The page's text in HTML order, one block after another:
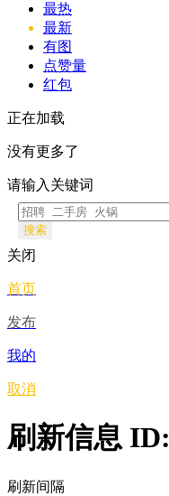
最热
最新
有图
点赞量
红包
正在加载
没有更多了
请输入关键词
搜索
关闭
首页
发布
我的
取消
刷新信息 ID:
刷新间隔